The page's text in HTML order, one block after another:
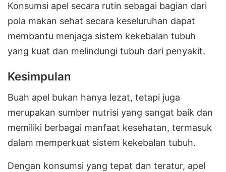
Konsumsi apel secara rutin sebagai bagian dari
pola makan sehat secara keseluruhan dapat
membantu menjaga sistem kekebalan tubuh
yang kuat dan melindungi tubuh dari penyakit.
Kesimpulan
Buah apel bukan hanya lezat, tetapi juga
merupakan sumber nutrisi yang sangat baik dan
memiliki berbagai manfaat kesehatan, termasuk
dalam memperkuat sistem kekebalan tubuh.
Dengan konsumsi yang tepat dan teratur, apel